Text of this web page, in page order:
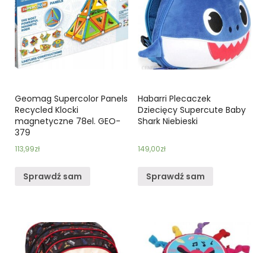
Geomag Supercolor Panels
Recycled Klocki
magnetyczne 78el. GEO-
379
113,99zł
Sprawdź sam
Habarri Plecaczek
Dziecięcy Supercute Baby
Shark Niebieski
149,00zł
Sprawdź sam